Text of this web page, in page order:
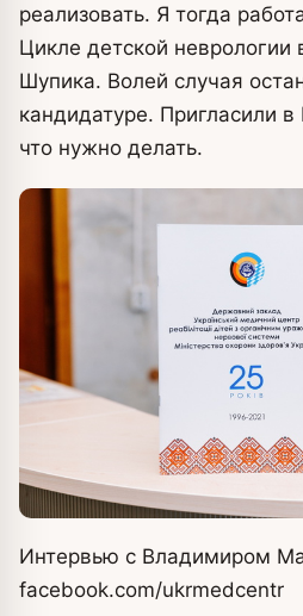
реализовать. Я тогда
Цикле детской
Шупика. Волей случая
кандидатуре. Пригласили
что нужно делать.
Интервью с Владимиром
facebook.com/ukrmedcentr